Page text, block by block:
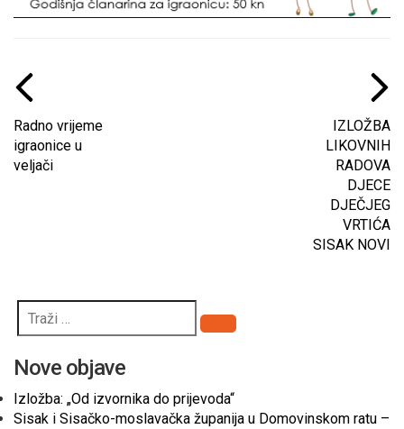
Radno vrijeme
igraonice u
veljači
IZLOŽBA
LIKOVNIH
RADOVA
DJECE
DJEČJEG
VRTIĆA
SISAK NOVI
Pretraži
Nove objave
Izložba: „Od izvornika do prijevoda“
Sisak i Sisačko-moslavačka županija u Domovinskom ratu –